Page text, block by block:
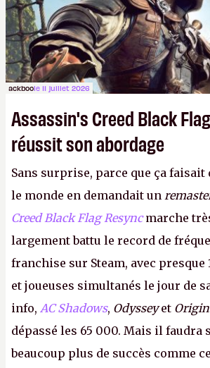
ackboole 11 juillet 2026
Assassin's Creed Black
réussit son abordage
Sans surprise, parce que ça faisait
le monde en demandait un
Creed Black Flag Resyncmarche
largement battu le record de
franchise sur Steam, avec presque
et joueuses simultanés le jour de
info, AC Shadows, Odysseyet
dépassé les 65 000. Mais il faudra
beaucoup plus de succès comme